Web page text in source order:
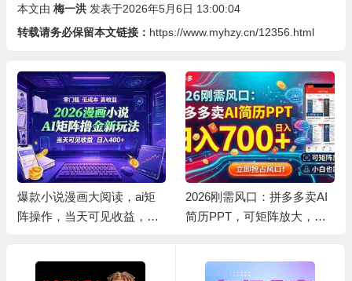
本文由 梅一洪 发表于2026年5月6日 13:00:04
转载请务必保留本文链接： https://www.myhzy.cn/12356.html
爆款小说漫画大阅读，ai矩
阵操作，当天可见收益，号
2026刚需风口：拼多多卖AI
简历PPT，可矩阵放大，小